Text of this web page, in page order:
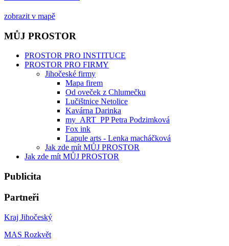
zobrazit v mapě
MŮJ PROSTOR
PROSTOR PRO INSTITUCE
PROSTOR PRO FIRMY
Jihočeské firmy
Mapa firem
Od oveček z Chlumečku
Lučištnice Netolice
Kavárna Darinka
my_ART_PP Petra Podzimková
Fox ink
Lapule arts - Lenka macháčková
Jak zde mít MŮJ PROSTOR
Jak zde mít MŮJ PROSTOR
Publicita
Partneři
Kraj Jihočeský
MAS Rozkvět